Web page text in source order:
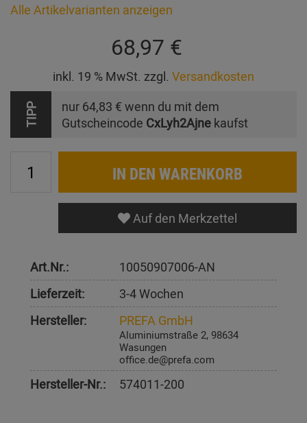
Alle Artikelvarianten anzeigen
68,97 €
inkl. 19 % MwSt. zzgl. Versandkosten
TIPP nur 64,83 € wenn du mit dem
Gutscheincode CxLyh2Ajne kaufst
IN DEN WARENKORB
Auf den Merkzettel
Art.Nr.:
10050907006-AN
Lieferzeit:
3-4 Wochen
Hersteller:
PREFA GmbH
Aluminiumstraße 2, 98634
Wasungen
office.de@prefa.com
Hersteller-Nr.: 574011-200